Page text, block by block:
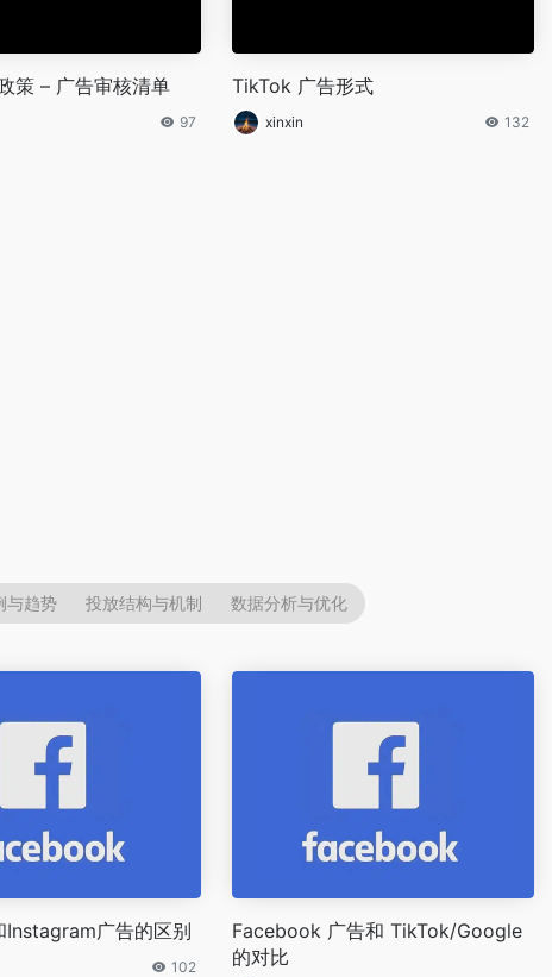
策 – 广告审核清单
97
TikTok 广告形式
xinxin 132
与趋势 投放结构与机制 数据分析与优化
广告的区别
102
Facebook 广告和 TikTok/Google
的对比